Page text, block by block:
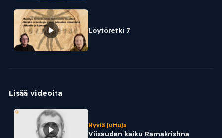
Löytöretki 7
Lisää videoita
Hyviä juttuja
Viisauden kaiku Ramakrishna